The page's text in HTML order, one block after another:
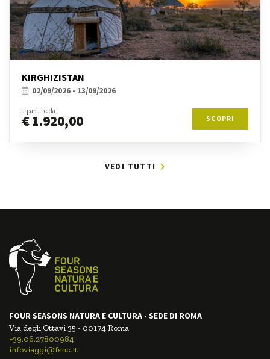
KIRGHIZISTAN
02/09/2026 - 13/09/2026
a partire da
€ 1.920,00 SCOPRI
VEDI TUTTI
FOUR SEASONS NATURA E CULTURA - SEDE DI ROMA
Via degli Ottavi 35 - 00174 Roma
+39.06.27800984
infoviaggi@fsnc.it